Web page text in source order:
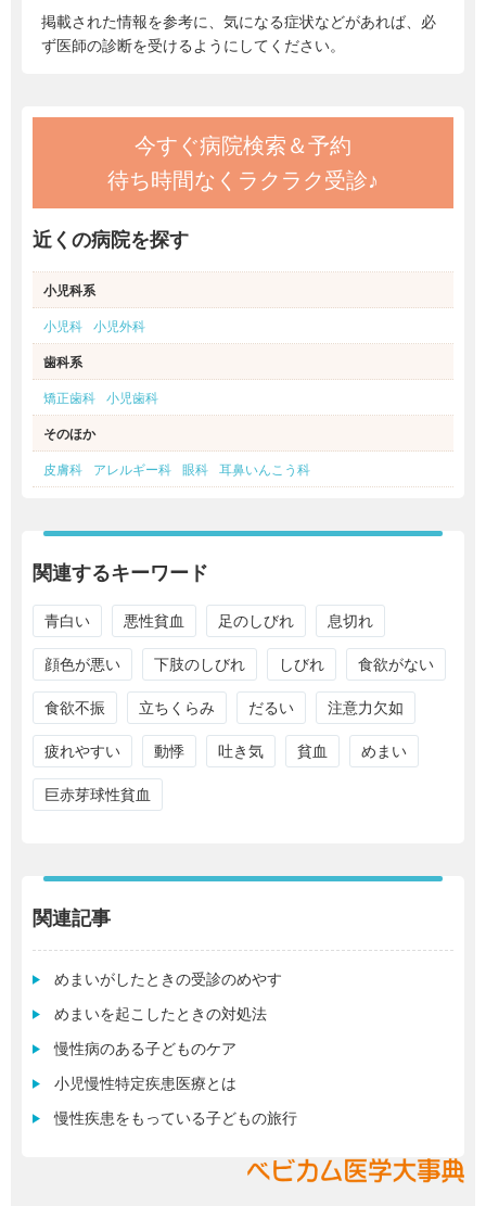
掲載された情報を参考に、気になる症状などがあれば、必
ず医師の診断を受けるようにしてください。
今すぐ病院検索＆予約
待ち時間なくラクラク受診♪
近くの病院を探す
小児科系
小児科 小児外科
歯科系
矯正歯科 小児歯科
そのほか
皮膚科 アレルギー科 眼科 耳鼻いんこう科
関連するキーワード
青白い 悪性貧血 足のしびれ 息切れ
顔色が悪い 下肢のしびれ しびれ 食欲がない
食欲不振 立ちくらみ だるい 注意力欠如
疲れやすい 動悸 吐き気 貧血 めまい
巨赤芽球性貧血
関連記事
めまいがしたときの受診のめやす
めまいを起こしたときの対処法
慢性病のある子どものケア
小児慢性特定疾患医療とは
慢性疾患をもっている子どもの旅行